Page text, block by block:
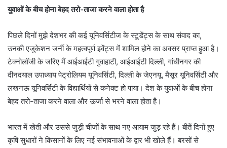
युवाओं के बीच होना बेहद तरो-ताजा करने वाला होता है
पिछले दिनों मुझे देशभर की कई यूनिवर्सिटीज के स्टूडेंट्स के साथ संवाद का,
उनकी एजुकेशन जर्नी के महत्वपूर्ण इवेंट्स में शामिल होने का अवसर प्राप्त हुआ है।
टेक्नोलॉजी के जरिए मैं आईआईटी गुवाहाटी, आईआईटी दिल्ली, गांधीनगर की
दीनदयाल उपाध्याय पेट्रोलियम यूनिवर्सिटी, दिल्ली के जेएनयू, मैसूर यूनिवर्सिटी और
लखनऊ यूनिवर्सिटी के विद्यार्थियों से कनेक्ट हो पाया। देश के युवाओं के बीच होना
बेहद तरो-ताजा करने वाला और ऊर्जा से भरने वाला होता है।
भारत में खेती और उससे जुड़ी चीजों के साथ नए आयाम जुड़ रहे हैं। बीतें दिनों हुए
कृषि सुधारों ने किसानों के लिए नई संभावनाओं के द्वार भी खोले हैं। बरसों से